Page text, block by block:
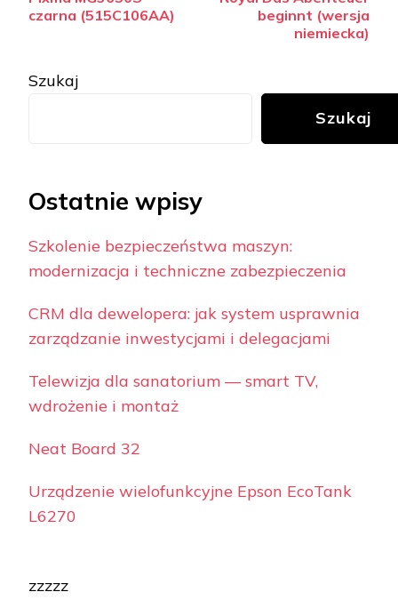
czarna (515C106AA)
beginnt (wersja
niemiecka)
Szukaj
Szukaj
Ostatnie wpisy
Szkolenie bezpieczeństwa maszyn:
modernizacja i techniczne zabezpieczenia
CRM dla dewelopera: jak system usprawnia
zarządzanie inwestycjami i delegacjami
Telewizja dla sanatorium — smart TV,
wdrożenie i montaż
Neat Board 32
Urządzenie wielofunkcyjne Epson EcoTank
L6270
zzzzz